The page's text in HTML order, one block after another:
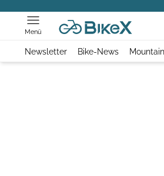
Menü
Newsletter Bike-News